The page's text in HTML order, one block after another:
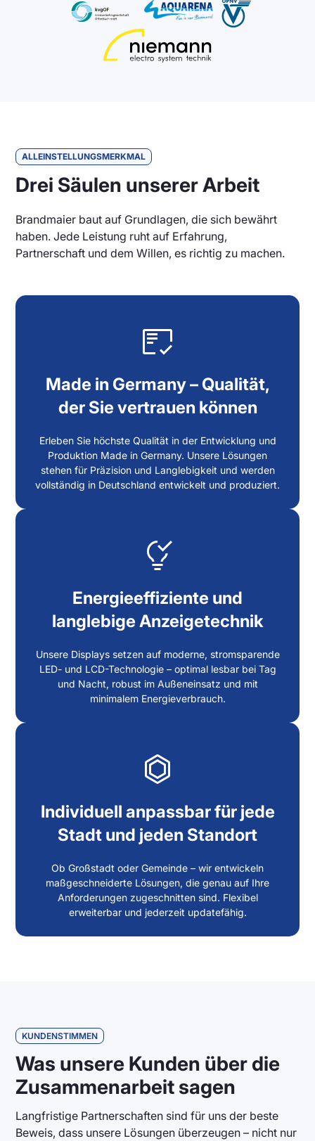
ALLEINSTELLUNGSMERKMAL
Drei Säulen unserer Arbeit
Brandmaier baut auf Grundlagen, die sich bewährt
haben. Jede Leistung ruht auf Erfahrung,
Partnerschaft und dem Willen, es richtig zu machen.
Made in Germany – Qualität,
der Sie vertrauen können
Erleben Sie höchste Qualität in der Entwicklung und
Produktion Made in Germany. Unsere Lösungen
stehen für Präzision und Langlebigkeit und werden
vollständig in Deutschland entwickelt und produziert.
Energieeffiziente und
langlebige Anzeigetechnik
Unsere Displays setzen auf moderne, stromsparende
LED- und LCD-Technologie – optimal lesbar bei Tag
und Nacht, robust im Außeneinsatz und mit
minimalem Energieverbrauch.
Individuell anpassbar für jede
Stadt und jeden Standort
Ob Großstadt oder Gemeinde – wir entwickeln
maßgeschneiderte Lösungen, die genau auf Ihre
Anforderungen zugeschnitten sind. Flexibel
erweiterbar und jederzeit updatefähig.
KUNDENSTIMMEN
Was unsere Kunden über die
Zusammenarbeit sagen
Langfristige Partnerschaften sind für uns der beste
Beweis, dass unsere Lösungen überzeugen – nicht nur